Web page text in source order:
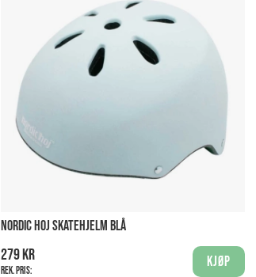
NORDIC HOJ SKATEHJELM BLÅ
279 kr
Rek. pris:
Kjøp